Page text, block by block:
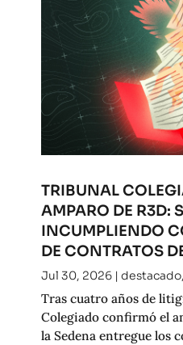
TRIBUNAL
AMPARO DE R3D:
INCUMPLIENDO
DE CONTRATOS
Jul 30, 2026| destacado,
Tras cuatro años de
Colegiado confirmó el
la Sedena entregue los